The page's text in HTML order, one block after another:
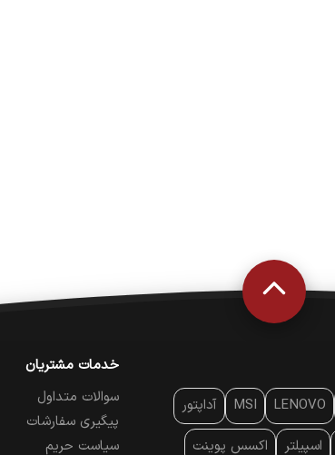
LENOVO
MSI
آداپتور
اسپیلتر اکسس پوینت
خدمات مشتریان
سوالات متداول
پیگیری سفارشات
سیاست حریم